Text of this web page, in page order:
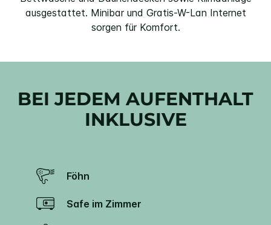
ausgestattet. Minibar und Gratis-W-Lan Internet
sorgen für Komfort.
BEI JEDEM AUFENTHALT
INKLUSIVE
Föhn
Safe im Zimmer